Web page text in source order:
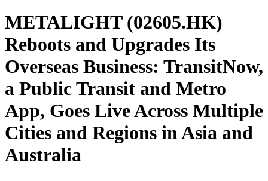
PRNewswire
METALIGHT (02605.HK)